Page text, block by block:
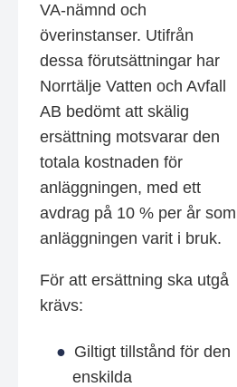
VA-nämnd och
överinstanser. Utifrån
dessa förutsättningar har
Norrtälje Vatten och Avfall
AB bedömt att skälig
ersättning motsvarar den
totala kostnaden för
anläggningen, med ett
avdrag på 10 % per år som
anläggningen varit i bruk.
För att ersättning ska utgå
krävs:
Giltigt tillstånd för den
enskilda